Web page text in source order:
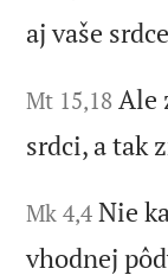
aj vaše
Mt 15,18 Ale
srdci, a tak
Mk 4,4 Nie
vhodnej